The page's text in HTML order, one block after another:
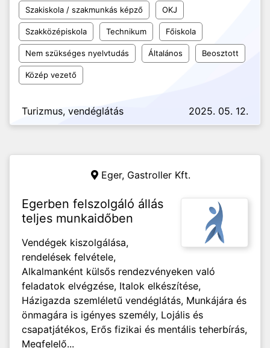
Szakiskola / szakmunkás képző OKJ
Szakközépiskola Technikum Főiskola
Nem szükséges nyelvtudás Általános Beosztott
Közép vezető
Turizmus, vendéglátás 2025. 05. 12.
Eger, Gastroller Kft.
Egerben felszolgáló állás
teljes munkaidőben
Vendégek kiszolgálása,
rendelések felvétele,
Alkalmanként külsős rendezvényeken való
feladatok elvégzése, Italok elkészítése,
Házigazda szemléletű vendéglátás, Munkájára és
önmagára is igényes személy, Lojális és
csapatjátékos, Erős fizikai és mentális teherbírás,
Megfelelő...